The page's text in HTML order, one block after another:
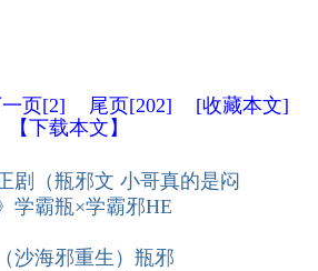
页[2] 尾页[202]
[收藏本文]
【下载本文】
剧（瓶邪文 小哥真的是闷
学霸瓶×学霸邪HE
沙海邪重生）瓶邪